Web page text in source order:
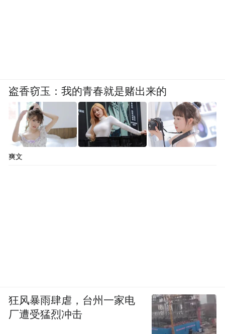
盗香窃玉：我的青春就是赌出来的
爽文
狂风暴雨肆虐，台州一家电
厂遭受猛烈冲击